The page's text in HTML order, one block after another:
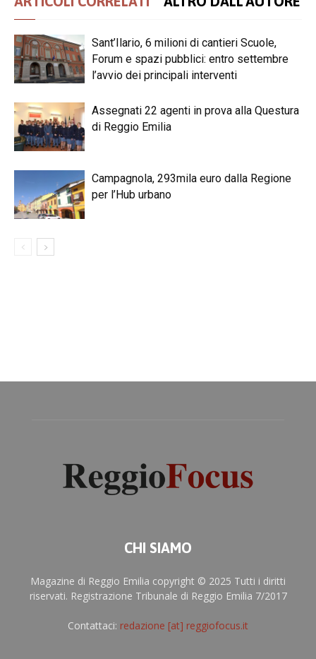
Sant’Ilario, 6 milioni di cantieri Scuole,
Forum e spazi pubblici: entro settembre
l’avvio dei principali interventi
Assegnati 22 agenti in prova alla Questura
di Reggio Emilia
Campagnola, 293mila euro dalla Regione
per l’Hub urbano
CHI SIAMO
Magazine di Reggio Emilia copyright © 2025 Tutti i diritti
riservati. Registrazione Tribunale di Reggio Emilia 7/2017
Contattaci: redazione [at] reggiofocus.it